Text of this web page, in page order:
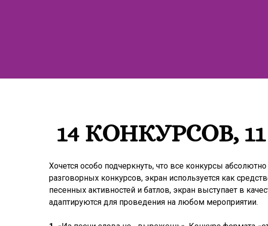
14 КОНКУРСОВ,
Хочется особо подчеркнуть, что все конкурсы
разговорных конкурсов, экран используется как
песенных активностей и батлов, экран выступает в
адаптируются для проведения на любом мероприятии.